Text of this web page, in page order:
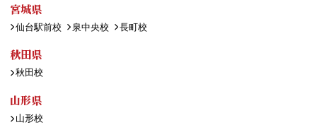
宮城県
仙台駅前校 泉中央校 長町校
秋田県
秋田校
山形県
山形校